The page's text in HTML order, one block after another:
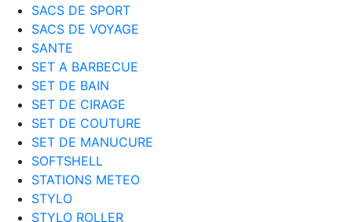
SACS DE SPORT
SACS DE VOYAGE
SANTE
SET A BARBECUE
SET DE BAIN
SET DE CIRAGE
SET DE COUTURE
SET DE MANUCURE
SOFTSHELL
STATIONS METEO
STYLO
STYLO ROLLER